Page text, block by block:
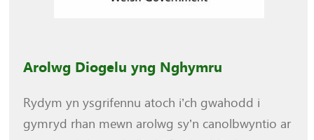
Arolwg Diogelu yng Nghymru
Rydym yn ysgrifennu atoch i’ch gwahodd i
gymryd rhan mewn arolwg sy’n canolbwyntio ar